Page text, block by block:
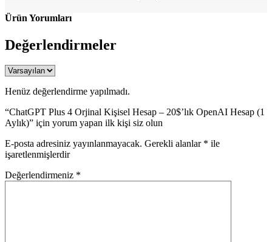
Ürün Yorumları
Değerlendirmeler
Henüz değerlendirme yapılmadı.
“ChatGPT Plus 4 Orjinal Kişisel Hesap – 20$’lık OpenAI Hesap (1
Aylık)” için yorum yapan ilk kişi siz olun
E-posta adresiniz yayınlanmayacak. Gerekli alanlar * ile
işaretlenmişlerdir
Değerlendirmeniz *